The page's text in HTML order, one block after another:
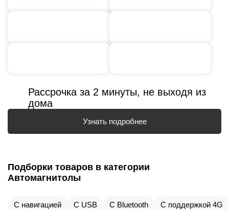
Рассрочка за 2 минуты, не выходя из
дома
Узнать подробнее
Подборки товаров в категории
Автомагнитолы
С навигацией С USB С Bluetooth С поддержкой 4G